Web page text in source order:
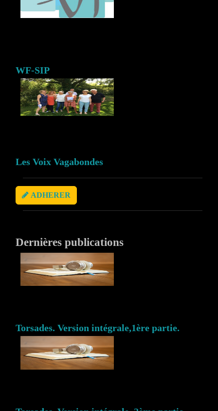
WF-SIP
Les Voix Vagabondes
ADHERER
Dernières publications
Torsades. Version intégrale,1ère partie.